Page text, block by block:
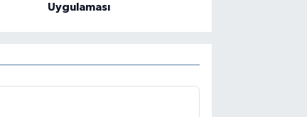
Uygulaması